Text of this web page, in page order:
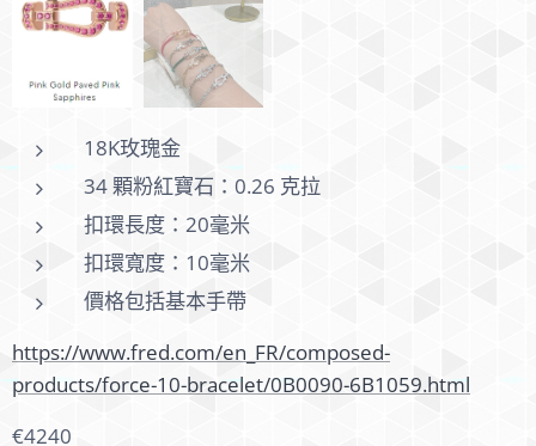
18K玫瑰金
34 顆粉紅寶石：0.26 克拉
扣環長度：20毫米
扣環寬度：10毫米
價格包括基本手帶
https://www.fred.com/en_FR/composed-
products/force-10-bracelet/0B0090-6B1059.html
€4240